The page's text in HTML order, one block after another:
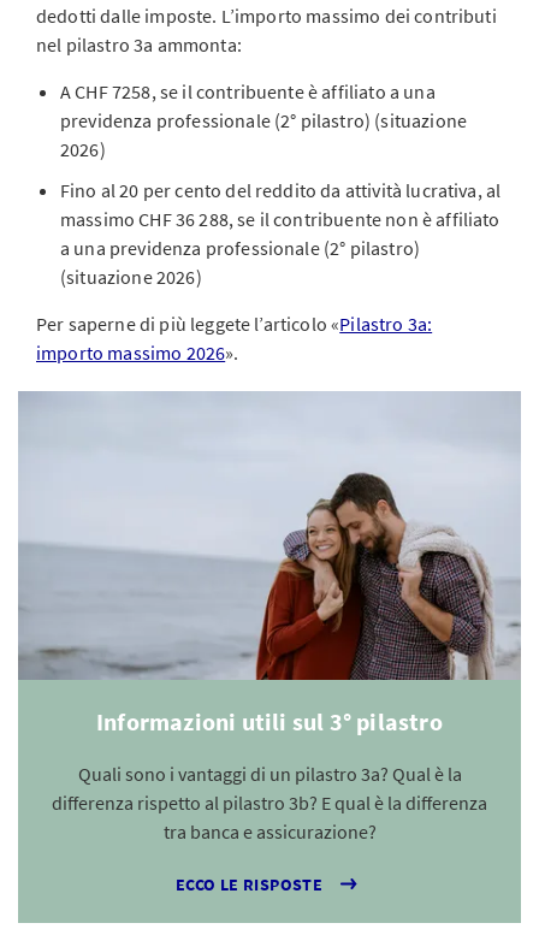
dedotti dalle imposte. L’importo massimo dei contributi
nel pilastro 3a ammonta:
A CHF 7258, se il contribuente è affiliato a una
previdenza professionale (2° pilastro) (situazione
2026)
Fino al 20 per cento del reddito da attività lucrativa, al
massimo CHF 36 288, se il contribuente non è affiliato
a una previdenza professionale (2° pilastro)
(situazione 2026)
Per saperne di più leggete l’articolo «Pilastro 3a:
importo massimo 2026».
Informazioni utili sul 3° pilastro
Quali sono i vantaggi di un pilastro 3a? Qual è la
differenza rispetto al pilastro 3b? E qual è la differenza
tra banca e assicurazione?
ECCO LE RISPOSTE